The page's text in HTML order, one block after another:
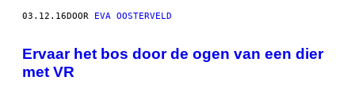
AUTHOR
03.12.16DOOR EVA OOSTERVELD
Ervaar het bos door de ogen van een dier
met VR